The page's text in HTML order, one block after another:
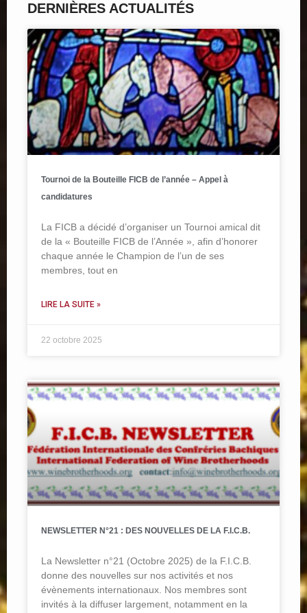
DERNIÈRES ACTUALITÉS
Tournoi de la Bouteille FICB de l’année – Appel à
candidatures
La FICB a décidé d’organiser un Tournoi amical dit
de la « Bouteille FICB de l’Année », afin d’honorer
chaque année le Champion de l’un de ses
membres, tout en
LIRE LA SUITE »
22 octobre 2025
NEWSLETTER N°21 : DES NOUVELLES DE LA F.I.C.B.
La Newsletter n°21 (Octobre 2025) de la F.I.C.B.
donne des nouvelles sur nos activités et nos
évènements internationaux. Nos membres sont
invités à la diffuser largement, notamment en la